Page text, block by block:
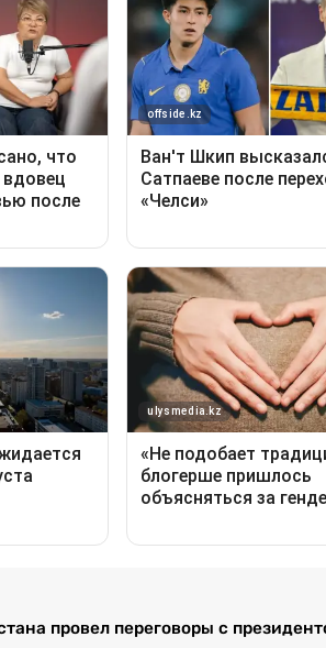
провел переговоры с